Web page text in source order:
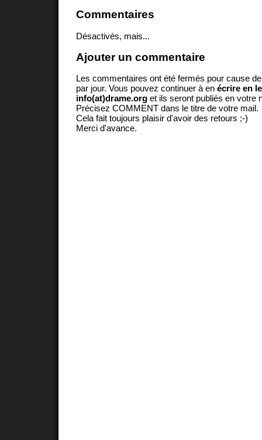
Commentaires
Désactivés, mais...
Ajouter un commentaire
Les commentaires ont été fermés pour cause
par jour. Vous pouvez continuer à en écrire en
info(at)drame.org et ils seront publiés en votre
Précisez COMMENT dans le titre de votre mail.
Cela fait toujours plaisir d'avoir des retours ;-)
Merci d'avance.